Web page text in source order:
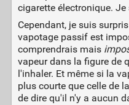
cigarette électronique.
Cependant, je suis
vapotage passif est
comprendrais mais
vapeur dans la figure de
l'inhaler. Et même si la
plus courte que celle de
de dire qu'il n'y a aucun